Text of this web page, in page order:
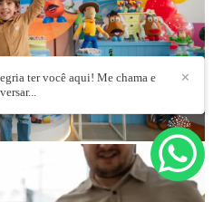
✕
ter você aqui! Me chama e